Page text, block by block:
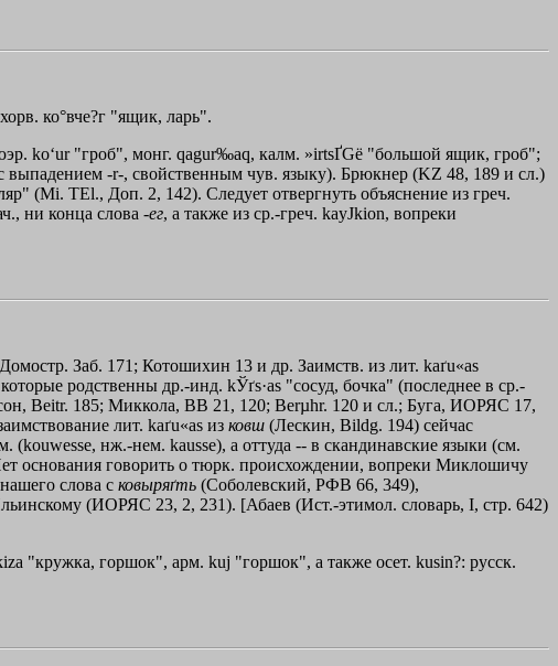
ко°вче?г "ящик, ларь".
ko‘ur "гроб", монг. qagur‰aq, калм. »іrtsҐGё "большой ящик, гроб";
выпадением -r-, свойственным чув. языку). Брюкнер (KZ 48, 189 и сл.)
(Мi. ТЕl., Доп. 2, 142). Следует отвергнуть объяснение из греч.
ни конца слова -ег, а также из ср.-греч. kayЈkion, вопреки
Заб. 171; Котошихин 13 и др. Заимств. из лит. kaґu«as
родственны др.-инд. kЎґs·as "сосуд, бочка" (последнее в ср.-
Beitr. 185; Миккола, ВВ 21, 120; Berµhr. 120 и сл.; Буга, ИОРЯС 17,
лит. kaґu«as из ковш (Лескин, Bildg. 194) сейчас
нж.-нем. kausse), а оттуда -- в скандинавские языки (см.
основания говорить о тюрк. происхождении, вопреки Миклошичу
слова с ковыряґть (Соболевский, РФВ 66, 349),
(ИОРЯС 23, 2, 231). [Абаев (Ист.-этимол. словарь, I, стр. 642)
"кружка, горшок", арм. kuј "горшок", а также осет. kusin?: русск.